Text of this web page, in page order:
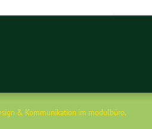
& Kommunikation im modulbüro.